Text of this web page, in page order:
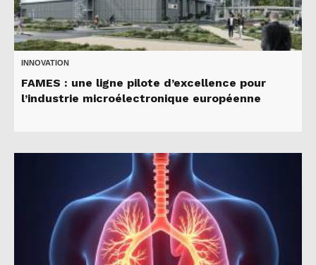
INNOVATION
FAMES : une ligne pilote d’excellence pour
l’industrie microélectronique européenne